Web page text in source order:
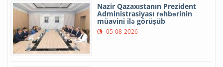
Nazir Qazaxıstanın Prezident
Administrasiyası rəhbərinin
müavini ilə görüşüb
05-08-2026